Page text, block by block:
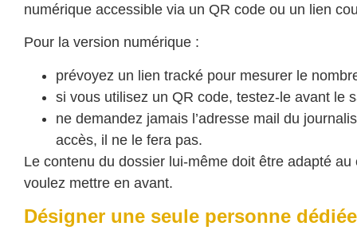
numérique accessible via un QR code ou un lien
Pour la version numérique :
prévoyez un lien tracké pour mesurer le
si vous utilisez un QR code, testez-le avant le
ne demandez jamais l’adresse mail du
accès, il ne le fera pas.
Le contenu du dossier lui-même doit être adapté
voulez mettre en avant.
Désigner une seule personne